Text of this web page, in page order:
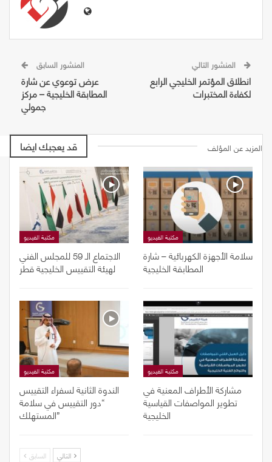
المنشور السابق
عرض توعوي عن شارة
المطابقة الخليجية – مركز
جمولي
انطلاق المؤتمر الخليجي الرابع
لكفاءة المختبرات
قد يعجبك ايضا المزيد عن المؤلف
مكتبة الفيديو
الاجتماع الـ 59 للمجلس الفني
لهيئة التقييس الخليجية قطر
مكتبة الفيديو
سلامة الأجهزة الكهربائية – شارة
المطابقة الخليجية
مكتبة الفيديو
الندوة الثانية لسفراء التقييس
“دور التقييس في سلامة
المستهلك”
مكتبة الفيديو
مشاركة الأطراف المعنية في
تطوير المواصفات القياسية
الخليجية
السابق